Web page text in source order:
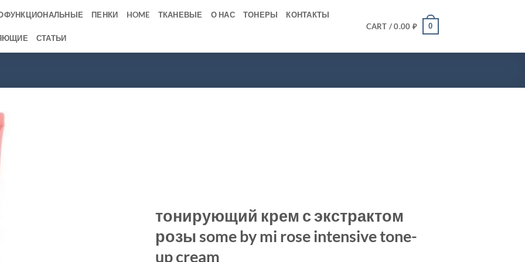
ПЕНКИ HOME ТКАНЕВЫЕ О НАС ТОНЕРЫ КОНТАКТЫ
СТАТЬИ
CART /0.00 ₽ 0
тонирующий крем с экстрактом
розы some by mi rose intensive tone-
up cream